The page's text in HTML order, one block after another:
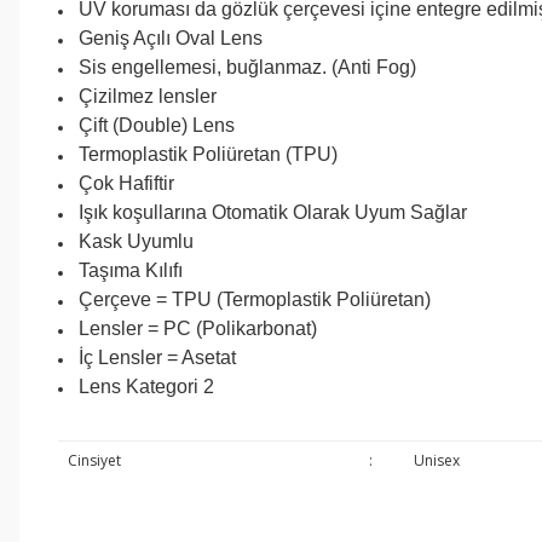
UV koruması da gözlük çerçevesi içine entegre
Geniş Açılı Oval Lens
Sis engellemesi, buğlanmaz. (Anti Fog)
Çizilmez lensler
Çift (Double) Lens
Termoplastik Poliüretan (TPU)
Çok Hafiftir
Işık koşullarına Otomatik Olarak Uyum Sağlar
Kask Uyumlu
Taşıma Kılıfı
Çerçeve = TPU (Termoplastik Poliüretan)
Lensler = PC (Polikarbonat)
İç Lensler = Asetat
Lens Kategori 2
Cinsiyet : Unisex